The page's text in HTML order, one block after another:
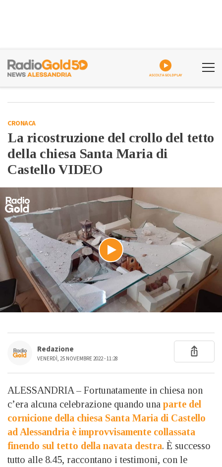
ASCOLTA GOLDPLAY
CRONACA
La ricostruzione del crollo del tetto
della chiesa Santa Maria di
Castello VIDEO
Redazione
VENERDÌ, 25 NOVEMBRE 2022 - 11:28
ALESSANDRIA – Fortunatamente in chiesa non
c’era alcuna celebrazione quando una parte del
cornicione della chiesa Santa Maria di Castello
ad Alessandria è improvvisamente collassata
finendo sul tetto della navata destra. È successo
tutto alle 8.45, raccontano i testimoni, con le